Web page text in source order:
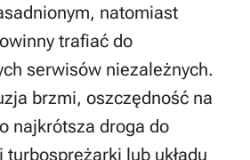
natomiast
trafiać do
serwisów niezależnych.
brzmi, oszczędność na
najkrótsza droga do
lub układu